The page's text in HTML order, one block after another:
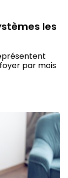
les
par mois